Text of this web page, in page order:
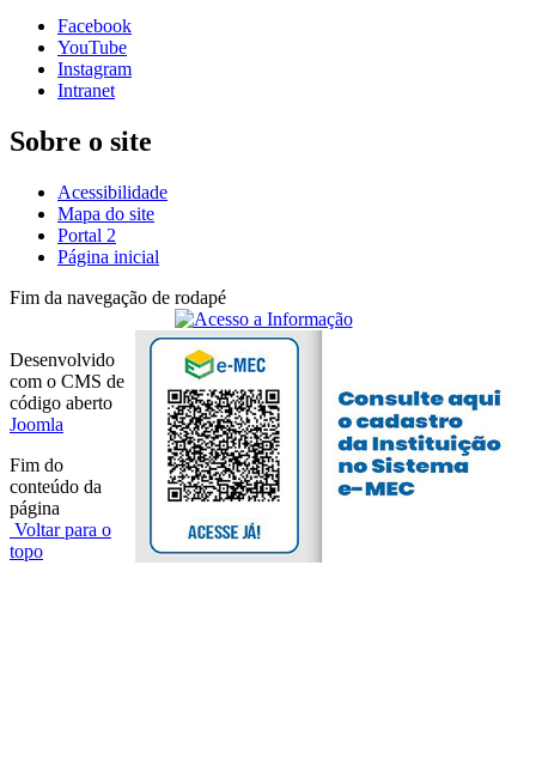
Facebook
YouTube
Instagram
Intranet
Sobre o site
Acessibilidade
Mapa do site
Portal 2
Página inicial
Fim da navegação de rodapé
Desenvolvido
com o CMS de
código aberto
Joomla
Fim do
conteúdo da
página
Voltar para o
topo